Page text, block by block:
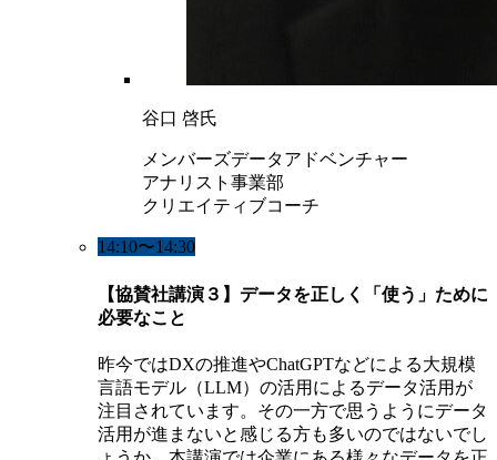
谷口 啓氏
メンバーズデータアドベンチャー
アナリスト事業部
クリエイティブコーチ
14:10〜14:30
【協賛社講演３】データを正しく「使う」ために
必要なこと
昨今ではDXの推進やChatGPTなどによる大規模
言語モデル（LLM）の活用によるデータ活用が
注目されています。その一方で思うようにデータ
活用が進まないと感じる方も多いのではないでし